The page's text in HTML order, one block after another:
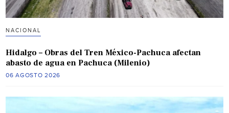
NACIONAL
Hidalgo – Obras del Tren México-Pachuca afectan
abasto de agua en Pachuca (Milenio)
06 AGOSTO 2026